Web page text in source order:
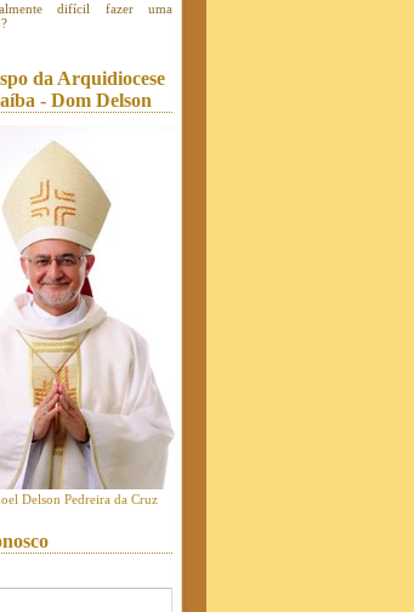
difícil fazer uma
da Arquidiocese
- Dom Delson
Delson Pedreira da Cruz